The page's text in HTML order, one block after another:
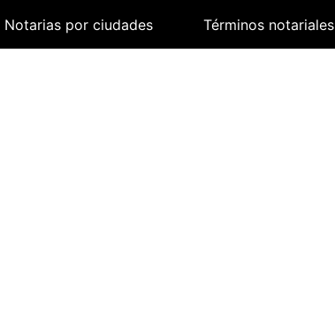
Notarias por ciudades Términos notariales